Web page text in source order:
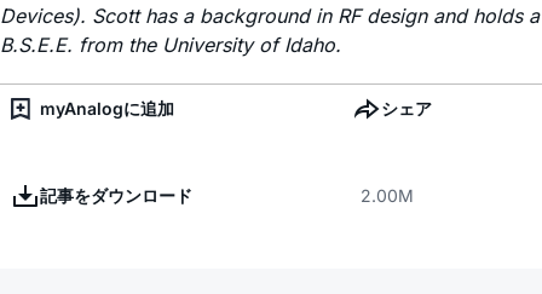
Devices). Scott has a background in RF design and holds a
B.S.E.E. from the University of Idaho.
myAnalogに追加 シェア
記事をダウンロード 2.00M